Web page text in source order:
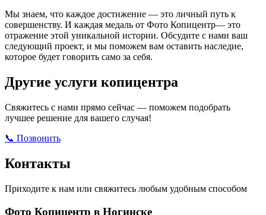
Мы знаем, что каждое достижение — это личный путь к
совершенству. И каждая медаль от Фото Копицентр— это
отражение этой уникальной истории. Обсудите с нами ваш
следующий проект, и мы поможем вам оставить наследие,
которое будет говорить само за себя.
Другие услуги копицентра
Свяжитесь с нами прямо сейчас — поможем подобрать
лучшее решение для вашего случая!
📞 Позвонить
Контакты
Приходите к нам или свяжитесь любым удобным способом
Фото Копицентр в Ногинске